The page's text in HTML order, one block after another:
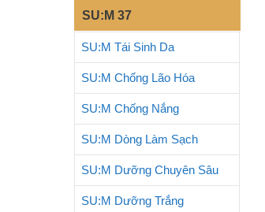
SU:M 37
SU:M Tái Sinh Da
SU:M Chống Lão Hóa
SU:M Chống Nắng
SU:M Dòng Làm Sạch
SU:M Dưỡng Chuyên Sâu
SU:M Dưỡng Trắng